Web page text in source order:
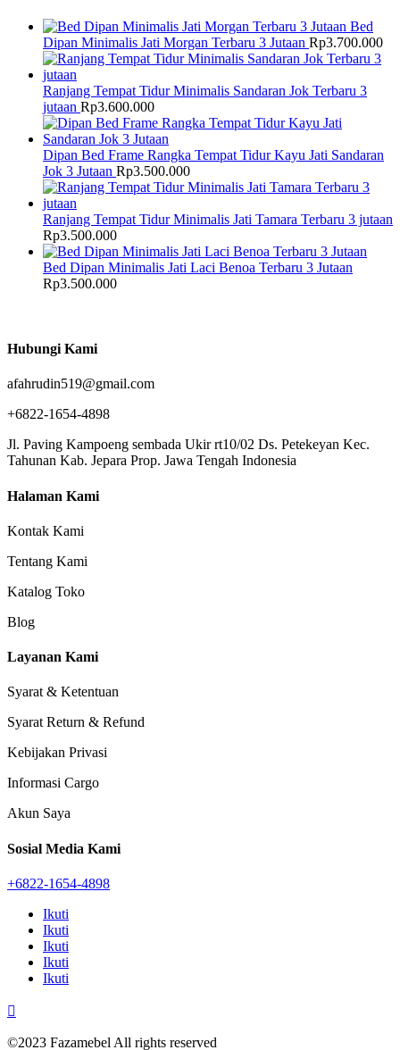
Bed
Dipan Minimalis Jati Morgan Terbaru 3 Jutaan Rp3.700.000
Ranjang Tempat Tidur Minimalis Sandaran Jok Terbaru 3
jutaan Rp3.600.000
Dipan Bed Frame Rangka Tempat Tidur Kayu Jati Sandaran
Jok 3 Jutaan Rp3.500.000
Ranjang Tempat Tidur Minimalis Jati Tamara Terbaru 3 jutaan
Rp3.500.000
Bed Dipan Minimalis Jati Laci Benoa Terbaru 3 Jutaan
Rp3.500.000
Hubungi Kami
afahrudin519@gmail.com
+6822-1654-4898
Jl. Paving Kampoeng sembada Ukir rt10/02 Ds. Petekeyan Kec.
Tahunan Kab. Jepara Prop. Jawa Tengah Indonesia
Halaman Kami
Kontak Kami
Tentang Kami
Katalog Toko
Blog
Layanan Kami
Syarat & Ketentuan
Syarat Return & Refund
Kebijakan Privasi
Informasi Cargo
Akun Saya
Sosial Media Kami
+6822-1654-4898
Ikuti
Ikuti
Ikuti
Ikuti
Ikuti

©2023 Fazamebel All rights reserved